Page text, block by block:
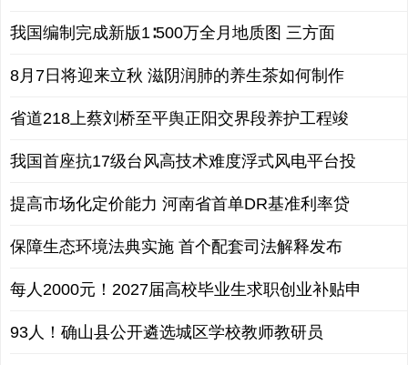
我国编制完成新版1∶500万全月地质图 三方面
8月7日将迎来立秋 滋阴润肺的养生茶如何制作
省道218上蔡刘桥至平舆正阳交界段养护工程竣
我国首座抗17级台风高技术难度浮式风电平台投
提高市场化定价能力 河南省首单DR基准利率贷
保障生态环境法典实施 首个配套司法解释发布
每人2000元！2027届高校毕业生求职创业补贴申
93人！确山县公开遴选城区学校教师教研员